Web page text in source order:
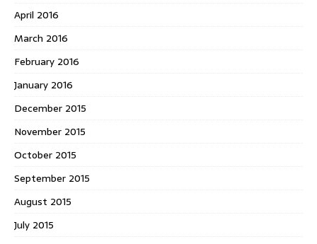
April 2016
March 2016
February 2016
January 2016
December 2015
November 2015
October 2015
September 2015
August 2015
July 2015